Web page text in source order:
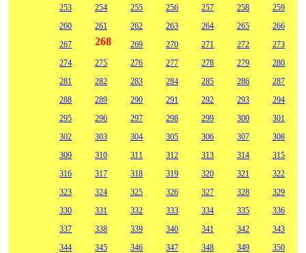
253
254 255 256 257 258
259
260
261 262 263 264 265
266
267
268 269 270 271 272
273
274
275 276 277 278 279
280
281
282 283 284 285 286
287
288
289 290 291 292 293
294
295
296 297 298 299 300
301
302
303 304 305 306 307
308
309
310 311 312 313 314
315
316
317 318 319 320 321
322
323
324 325 326 327 328
329
330
331 332 333 334 335
336
337
338 339 340 341 342
343
344
345 346 347 348 349
350